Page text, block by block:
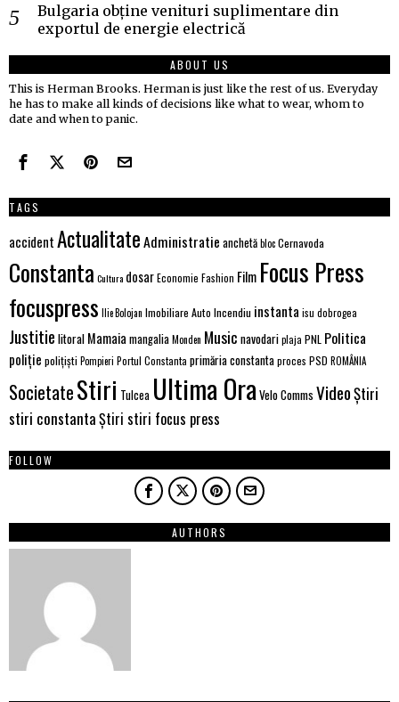
Bulgaria obține venituri suplimentare din
exportul de energie electrică
ABOUT US
This is Herman Brooks. Herman is just like the rest of us. Everyday
he has to make all kinds of decisions like what to wear, whom to
date and when to panic.
TAGS
accidentActualitateAdministratie anchetăblocCernavoda
Constanta Cultura dosarEconomie Fashion Film Focus Press
focuspress Ilie Bolojan Imobiliare Auto Incendiu instanta isu dobrogea
Justitie litoral Mamaia mangaliaMonden Music navodariplaja PNL Politica
poliție polițiști Pompieri Portul Constanta primăria constantaproces PSD ROMÂNIA
SocietateStiri Tulcea Ultima Ora Velo Comms VideoȘtiri
stiri constantaȘtiri stiri focus press
FOLLOW
AUTHORS